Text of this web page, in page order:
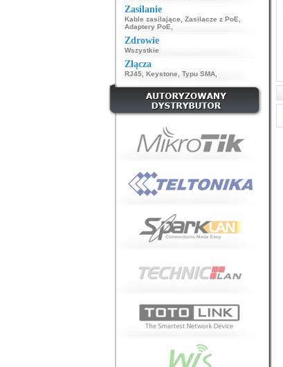
Zasilanie
Kable zasilające Zasilacze z PoE
Adaptery PoE
Zdrowie
Wszystkie
Złącza
RJ45, Keystone Typu SMA,